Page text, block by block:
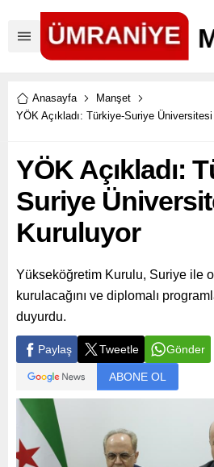
Anasayfa
Manşet
YÖK Açıkladı: Türkiye-Suriye
YÖK Açıkladı:
Suriye
Kuruluyor
Yükseköğretim Kurulu, Suriye ile
kurulacağını ve diplomalı
duyurdu.
Paylaş Tweetle Gönder
ABONE OL